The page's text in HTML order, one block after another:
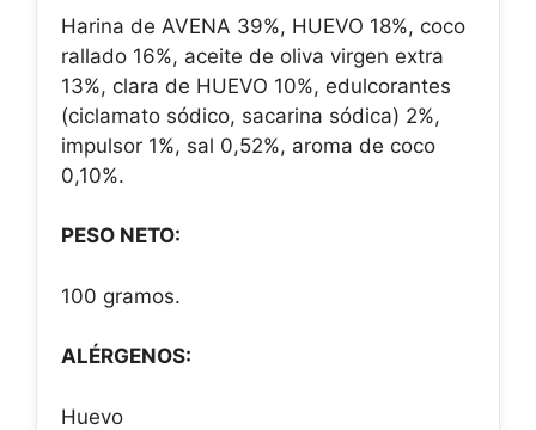
Harina de AVENA 39%, HUEVO 18%, coco
rallado 16%, aceite de oliva virgen extra
13%, clara de HUEVO 10%, edulcorantes
(ciclamato sódico, sacarina sódica) 2%,
impulsor 1%, sal 0,52%, aroma de coco
0,10%.
PESO NETO:
100 gramos.
ALÉRGENOS:
Huevo